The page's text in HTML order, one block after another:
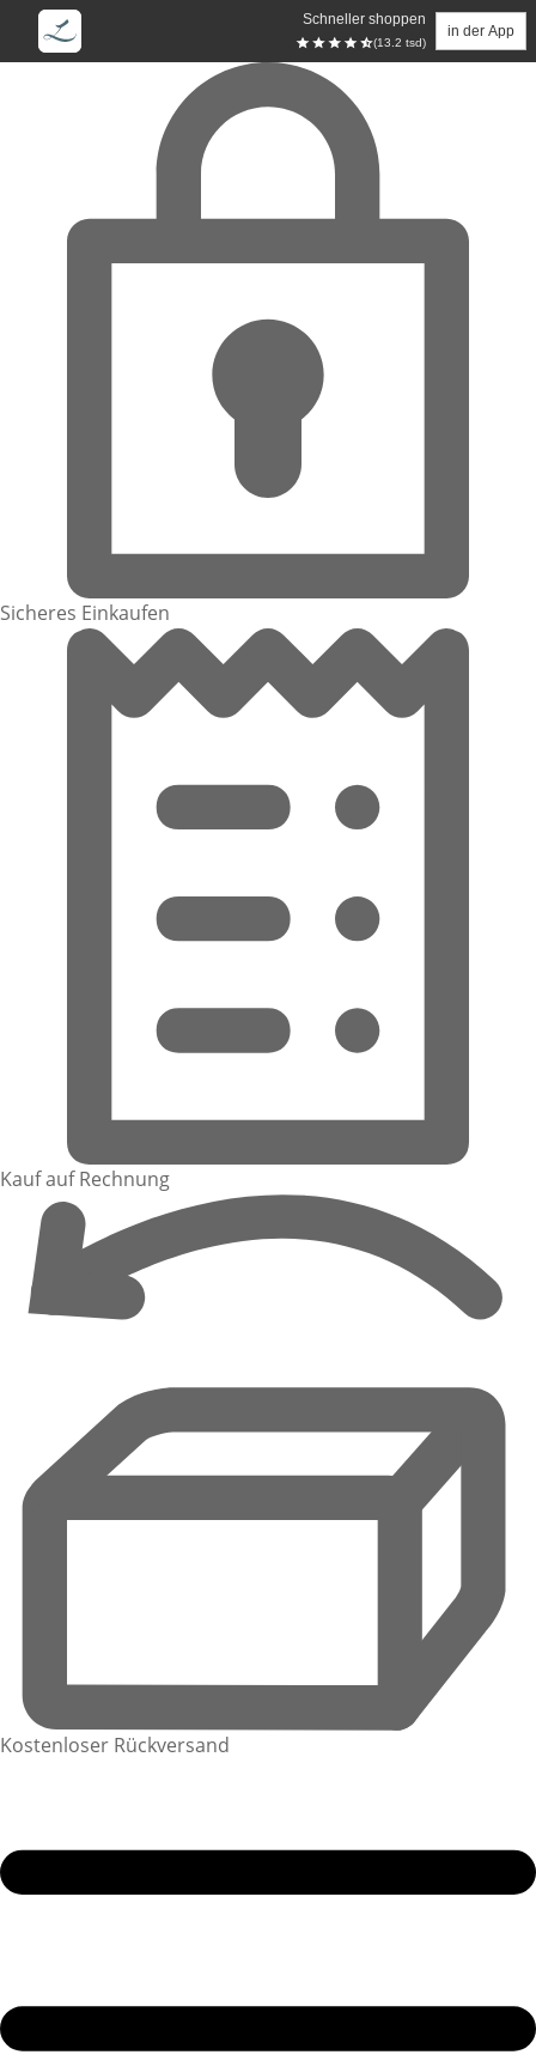
Schneller shoppen
(13.2 tsd)
in der App
Zum Hauptinhalt springen
Sicheres Einkaufen
Kauf auf Rechnung
Kostenloser Rückversand